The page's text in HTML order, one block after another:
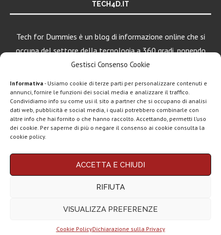
Gestisci Consenso Cookie
Informativa - Usiamo cookie di terze parti per personalizzare contenuti e
annunci, fornire le funzioni dei social media e analizzare il traffico.
Condividiamo info su come usi il sito a partner che si occupano di analisi
dati web, pubblicità e social media, i quali potrebbero combinarle con
altre info che hai fornito o che hanno raccolto. Accettando, permetti l’uso
dei cookie. Per saperne di più o negare il consenso ai cookie consulta la
cookie policy.
ACCETTA E CHIUDI
RIFIUTA
VISUALIZZA PREFERENZE
Cookie PolicyDichiarazione sulla Privacy
TECH4D.IT
Tech for Dummies è un blog di informazione online che si
occupa del settore della tecnologia a 360 gradi, ponendo
una particolare attenzione al mondo Android, Apple e
Chi siamo Contatti Disclaimer Privacy policy
Questo blog non rappresenta una testata giornalistica in quanto viene aggiornato
Affiliazione Amazon EU, un programma che eroga ai siti una commissione
Tech4Dummies riceve un guadagno dagli acquisti idonei.
LEGGI ANCHE
Motorola rinnova
per intenditori...
NexPhone è il
smartphone con...